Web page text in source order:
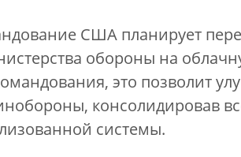
США планирует
обороны на
это позволит
консолидировав
системы.